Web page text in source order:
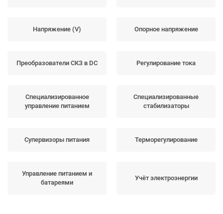
Напряжение (V) Опорное напряжение
Преобразователи СКЗ в DC Регулирование тока
Специализированное
управление питанием
Специализированные
стабилизаторы
Супервизоры питания Терморегулирование
Управление питанием и
батареями
Учёт электроэнергии